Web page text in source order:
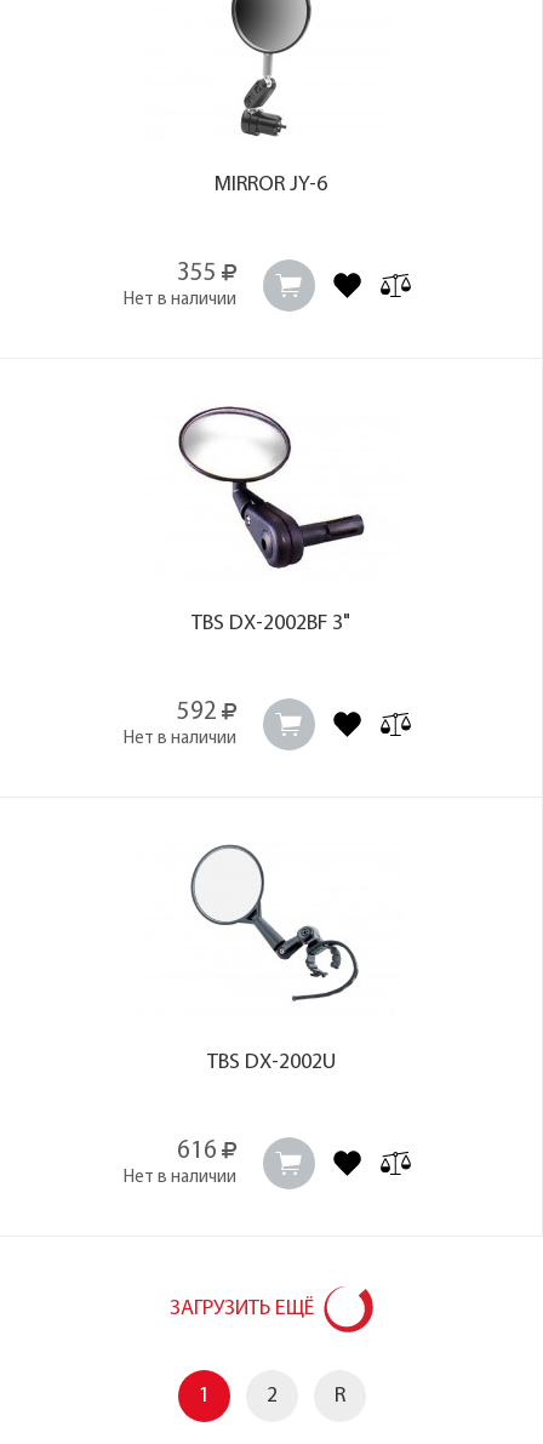
MIRROR JY-6
355
Нет в наличии
TBS DX-2002BF 3"
592
Нет в наличии
TBS DX-2002U
616
Нет в наличии
ЗАГРУЗИТЬ ЕЩЁ
1 2 R